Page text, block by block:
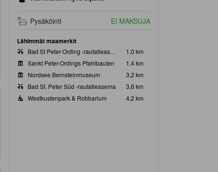
Pysäköinti EI MAKSUJA
Lähimmät maamerkit
Bad St Peter-Ording -rautatieasema
1,0 km
Sankt Peter-Ordings Pfahlbauten
1,4 km
Nordsee Bernsteinmuseum
3,2 km
Bad St. Peter Süd -rautatieasema
3,6 km
Westkustenpark & Robbarium
4,2 km